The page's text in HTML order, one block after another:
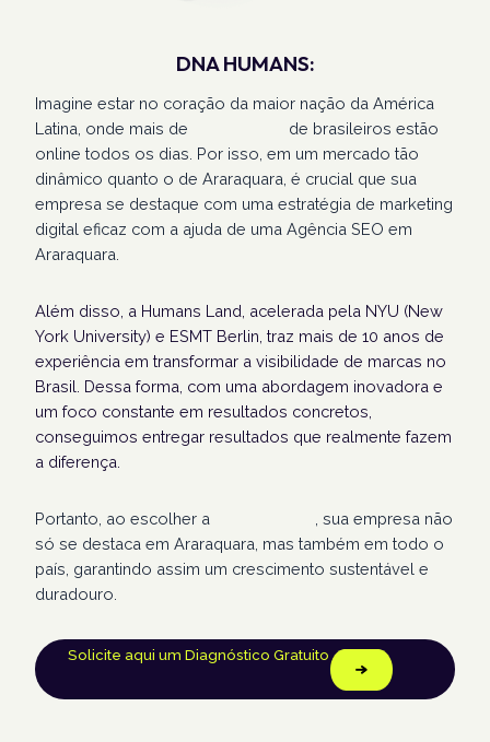
DNA HUMANS:
Imagine estar no coração da maior nação da América
Latina, onde mais de
de brasileiros estão
online todos os dias. Por isso, em um mercado tão
dinâmico quanto o de Araraquara, é crucial que sua
empresa se destaque com uma estratégia de marketing
digital eficaz com a ajuda de uma Agência SEO em
Araraquara.
Além disso, a Humans Land, acelerada pela NYU (New
York University) e ESMT Berlin, traz mais de 10 anos de
experiência em transformar a visibilidade de marcas no
Brasil. Dessa forma, com uma abordagem inovadora e
um foco constante em resultados concretos,
conseguimos entregar resultados que realmente fazem
a diferença.
Portanto, ao escolher a
, sua empresa não
só se destaca em Araraquara, mas também em todo o
país, garantindo assim um crescimento sustentável e
duradouro.
Solicite aqui um Diagnóstico Gratuito